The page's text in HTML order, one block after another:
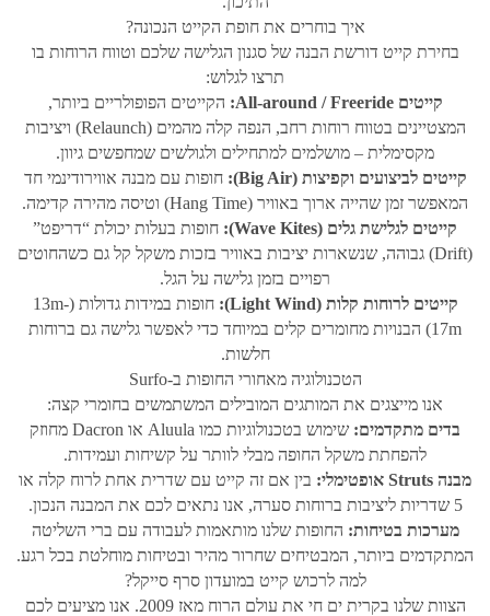
איך בוחרים את חופת הקייט הנכונה?
בחירת קייט דורשת הבנה של סגנון הגלישה שלכם וטווח הרוחות בו
תרצו לגלוש:
קייטים All-around / Freeride:
הקייטים הפופולריים ביותר,
המצטיינים בטווח רוחות רחב, הנפה קלה מהמים (Relaunch) ויציבות
מקסימלית – מושלמים למתחילים ולגולשים שמחפשים גיוון.
קייטים לביצועים וקפיצות (Big Air):
חופות עם מבנה אווירודינמי חד
המאפשר זמן שהייה ארוך באוויר (Hang Time) וטיסה מהירה קדימה.
קייטים לגלישת גלים (Wave Kites):
חופות בעלות יכולת “דריפט”
(Drift) גבוהה, שנשארות יציבות באוויר בזכות משקל קל גם כשהחוטים
רפויים בזמן גלישה על הגל.
קייטים לרוחות קלות (Light Wind):
חופות במידות גדולות (13m-
17m) הבנויות מחומרים קלים במיוחד כדי לאפשר גלישה גם ברוחות
חלשות.
הטכנולוגיה מאחורי החופות ב-Surfo
אנו מייצגים את המותגים המובילים המשתמשים בחומרי קצה:
בדים מתקדמים:
שימוש בטכנולוגיות כמו Aluula או Dacron מחוזק
להפחתת משקל החופה מבלי לוותר על קשיחות ועמידות.
מבנה Struts אופטימלי:
בין אם זה קייט עם שדרית אחת לרוח קלה או
5 שדריות ליציבות ברוחות סערה, אנו נתאים לכם את המבנה הנכון.
מערכות בטיחות: החופות שלנו מותאמות לעבודה עם ברי השליטה
המתקדמים ביותר, המבטיחים שחרור מהיר ובטיחות מוחלטת בכל רגע.
למה לרכוש קייט במועדון סרף סייקל?
הצוות שלנו בקרית ים חי את עולם הרוח מאז 2009. אנו מציעים לכם